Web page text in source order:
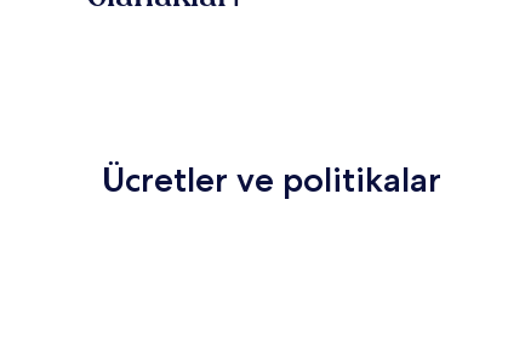
Ücretler ve politikalar